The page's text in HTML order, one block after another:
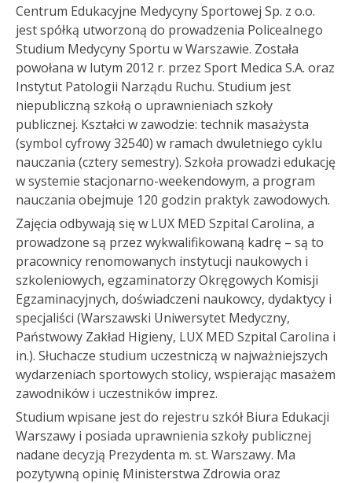
Centrum Edukacyjne Medycyny Sportowej Sp. z o.o.
jest spółką utworzoną do prowadzenia Policealnego
Studium Medycyny Sportu w Warszawie. Została
powołana w lutym 2012 r. przez Sport Medica S.A. oraz
Instytut Patologii Narządu Ruchu. Studium jest
niepubliczną szkołą o uprawnieniach szkoły
publicznej. Kształci w zawodzie: technik masażysta
(symbol cyfrowy 32540) w ramach dwuletniego cyklu
nauczania (cztery semestry). Szkoła prowadzi edukację
w systemie stacjonarno-weekendowym, a program
nauczania obejmuje 120 godzin praktyk zawodowych.
Zajęcia odbywają się w LUX MED Szpital Carolina, a
prowadzone są przez wykwalifikowaną kadrę – są to
pracownicy renomowanych instytucji naukowych i
szkoleniowych, egzaminatorzy Okręgowych Komisji
Egzaminacyjnych, doświadczeni naukowcy, dydaktycy i
specjaliści (Warszawski Uniwersytet Medyczny,
Państwowy Zakład Higieny, LUX MED Szpital Carolina i
in.). Słuchacze studium uczestniczą w najważniejszych
wydarzeniach sportowych stolicy, wspierając masażem
zawodników i uczestników imprez.
Studium wpisane jest do rejestru szkół Biura Edukacji
Warszawy i posiada uprawnienia szkoły publicznej
nadane decyzją Prezydenta m. st. Warszawy. Ma
pozytywną opinię Ministerstwa Zdrowia oraz